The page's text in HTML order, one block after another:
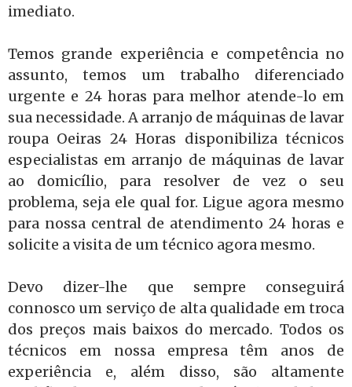
imediato.
Temos grande experiência e competência no
assunto, temos um trabalho diferenciado
urgente e 24 horas para melhor atende-lo em
sua necessidade. A arranjo de máquinas de lavar
roupa Oeiras 24 Horas disponibiliza técnicos
especialistas em arranjo de máquinas de lavar
ao domicílio, para resolver de vez o seu
problema, seja ele qual for. Ligue agora mesmo
para nossa central de atendimento 24 horas e
solicite a visita de um técnico agora mesmo.
Devo dizer-lhe que sempre conseguirá
connosco um serviço de alta qualidade em troca
dos preços mais baixos do mercado. Todos os
técnicos em nossa empresa têm anos de
experiência e, além disso, são altamente